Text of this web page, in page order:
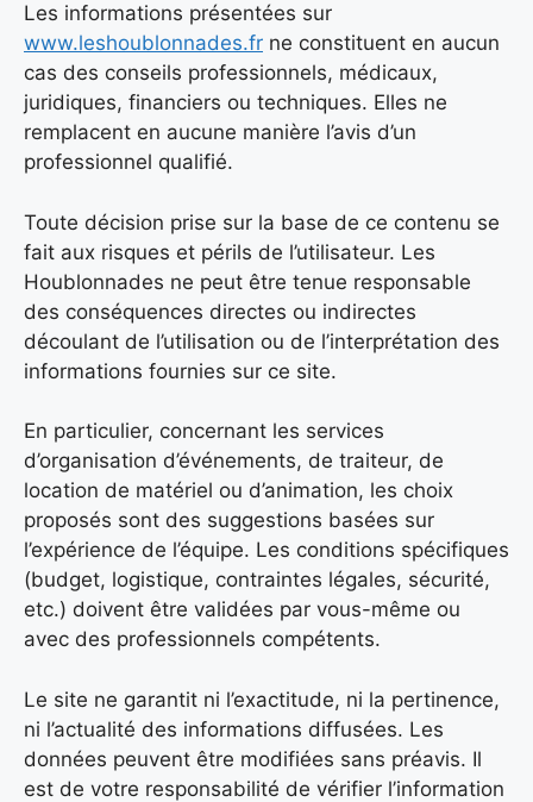
Les informations présentées sur
www.leshoublonnades.fr ne constituent en aucun
cas des conseils professionnels, médicaux,
juridiques, financiers ou techniques. Elles ne
remplacent en aucune manière l’avis d’un
professionnel qualifié.
Toute décision prise sur la base de ce contenu se
fait aux risques et périls de l’utilisateur. Les
Houblonnades ne peut être tenue responsable
des conséquences directes ou indirectes
découlant de l’utilisation ou de l’interprétation des
informations fournies sur ce site.
En particulier, concernant les services
d’organisation d’événements, de traiteur, de
location de matériel ou d’animation, les choix
proposés sont des suggestions basées sur
l’expérience de l’équipe. Les conditions spécifiques
(budget, logistique, contraintes légales, sécurité,
etc.) doivent être validées par vous-même ou
avec des professionnels compétents.
Le site ne garantit ni l’exactitude, ni la pertinence,
ni l’actualité des informations diffusées. Les
données peuvent être modifiées sans préavis. Il
est de votre responsabilité de vérifier l’information